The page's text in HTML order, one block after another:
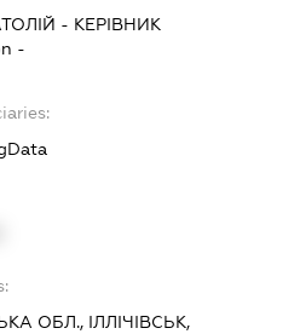
- КЕРІВНИК
-
ОБЛ., ІЛЛІЧІВСЬК,